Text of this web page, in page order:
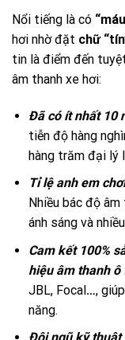
Nổi tiếng là có
hơi nhờ đặt chữ
tin là điểm đến
âm thanh xe hơi:
Đã có ít nhất 10
tiễn độ hàng
hàng trăm đại lý
Tỉ lệ anh em
Nhiều bác độ
ánh sáng và
Cam kết 100%
hiệu âm thanh
JBL, Focal…,
năng.